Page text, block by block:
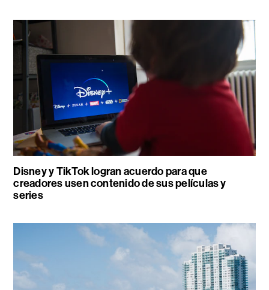
Disney y TikTok logran acuerdo para que
creadores usen contenido de sus películas y
series